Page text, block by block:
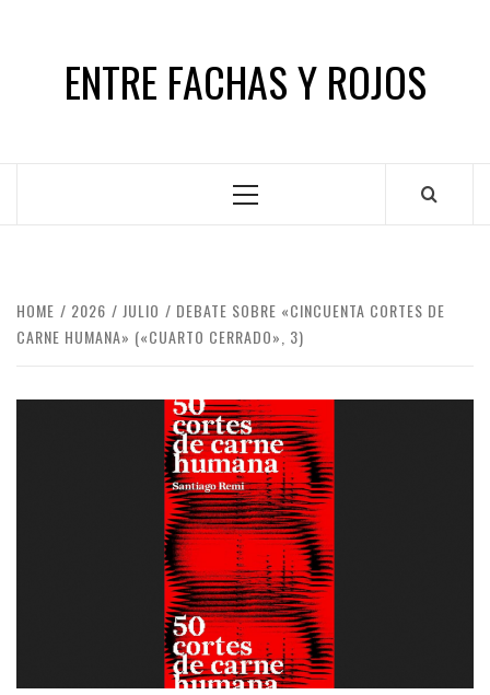
ENTRE FACHAS Y ROJOS
Primary
HOME 2026 JULIO
DEBATE SOBRE «CINCUENTA CORTES DE
CARNE HUMANA» («CUARTO CERRADO», 3)